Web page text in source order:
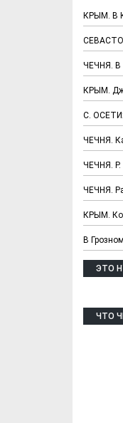
КРЫМ. В
ЧЕЧНЯ. В
КРЫМ.
С.
ЧЕЧНЯ.
ЧЕЧНЯ. Р.
ЧЕЧНЯ.
КРЫМ. Ко
В
ЭТО
ЧТО